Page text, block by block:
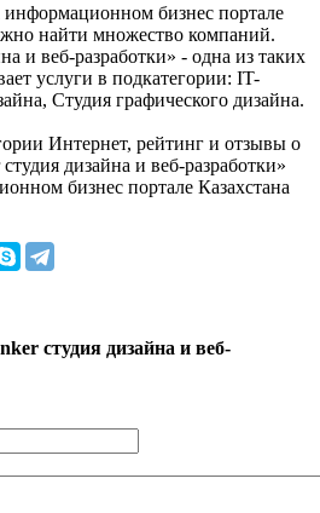
бизнес портале
найти множество компаний.
и веб-разработки» - одна из таких
услуги в подкатегории: IT-
Студия графического дизайна.
Интернет, рейтинг и отзывы о
дизайна и веб-разработки»
бизнес портале Казахстана
студия дизайна и веб-